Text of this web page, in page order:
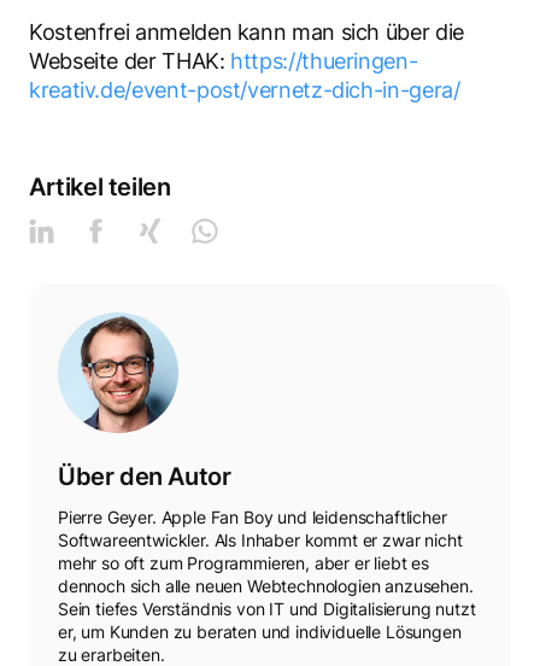
Kostenfrei anmelden kann man sich über die
Webseite der THAK: https://thueringen-
kreativ.de/event-post/vernetz-dich-in-gera/
Artikel teilen
Linked INFacebook
XINGWhatsApp
Über den Autor
Pierre Geyer. Apple Fan Boy und leidenschaftlicher
Softwareentwickler. Als Inhaber kommt er zwar nicht
mehr so oft zum Programmieren, aber er liebt es
dennoch sich alle neuen Webtechnologien anzusehen.
Sein tiefes Verständnis von IT und Digitalisierung nutzt
er, um Kunden zu beraten und individuelle Lösungen
zu erarbeiten.